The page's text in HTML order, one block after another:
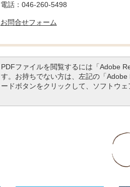
電話：046-260-5498
お問合せフォーム
PDFファイルを閲覧するには「Adobe
す。お持ちでない方は、左記の「
ードボタンをクリックして、ソフトウ